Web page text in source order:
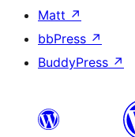
Matt ↗
bbPress ↗
BuddyPress ↗